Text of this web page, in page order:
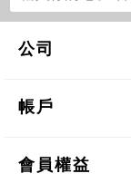
公司
帳戶
會員權益